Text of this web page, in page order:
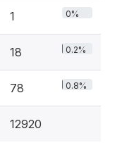
1 0%
18 0.2%
78 0.8%
12920